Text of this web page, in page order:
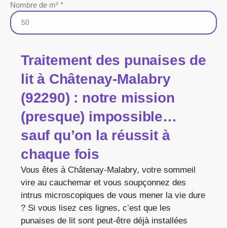
Nombre de m² *
Traitement des punaises de
lit à Châtenay-Malabry
(92290) : notre mission
(presque) impossible…
sauf qu’on la réussit à
chaque fois
Vous êtes à Châtenay-Malabry, votre sommeil
vire au cauchemar et vous soupçonnez des
intrus microscopiques de vous mener la vie dure
? Si vous lisez ces lignes, c’est que les
punaises de lit sont peut-être déjà installées